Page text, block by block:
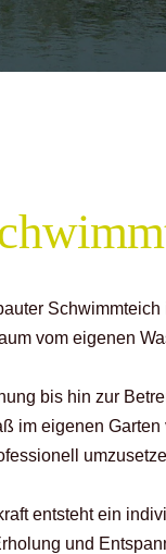
vom eigenen
bis hin zur
im eigenen
entsteht ein
und